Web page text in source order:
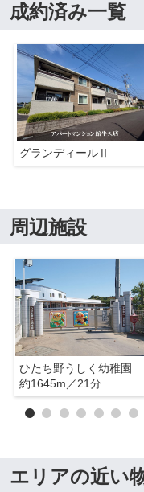
成約済み一覧
グランディールⅡ
周辺施設
ひたち野うしく幼稚園
約1645m／21分
エリアの近い